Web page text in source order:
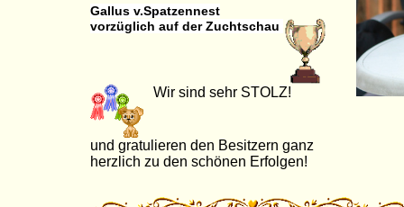
Gallus v.Spatzennest
vorzüglich auf der Zuchtschau
Wir sind sehr STOLZ!
und gratulieren den Besitzern ganz
herzlich zu den schönen Erfolgen!